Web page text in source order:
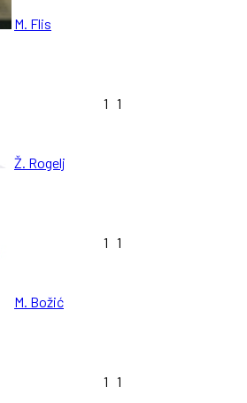
M. Flis
Ž. Rogelj
1 1
M. Božić
1 1
1 1